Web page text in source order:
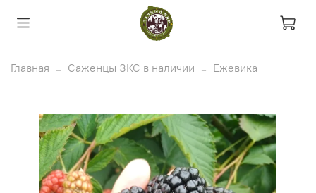
Главная Саженцы ЗКС в наличии Ежевика